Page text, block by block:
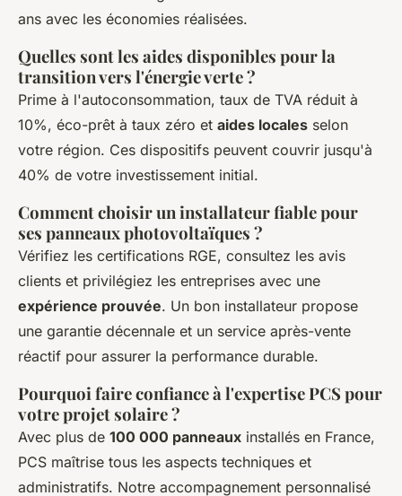
ans avec les économies réalisées.
Quelles sont les aides disponibles pour la
transition vers l'énergie verte ?
Prime à l'autoconsommation, taux de TVA réduit à
10%, éco-prêt à taux zéro et aides locales selon
votre région. Ces dispositifs peuvent couvrir jusqu'à
40% de votre investissement initial.
Comment choisir un installateur fiable pour
ses panneaux photovoltaïques ?
Vérifiez les certifications RGE, consultez les avis
clients et privilégiez les entreprises avec une
expérience prouvée. Un bon installateur propose
une garantie décennale et un service après-vente
réactif pour assurer la performance durable.
Pourquoi faire confiance à l'expertise PCS pour
votre projet solaire ?
Avec plus de 100 000 panneaux installés en France,
PCS maîtrise tous les aspects techniques et
administratifs. Notre accompagnement personnalisé